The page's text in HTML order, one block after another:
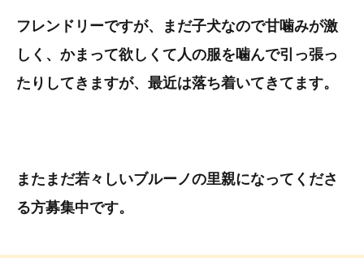
フレンドリーですが、まだ子犬なので甘噛みが激
しく、かまって欲しくて人の服を噛んで引っ張っ
たりしてきますが、最近は落ち着いてきてます。
またまだ若々しいブルーノの里親になってくださ
る方募集中です。